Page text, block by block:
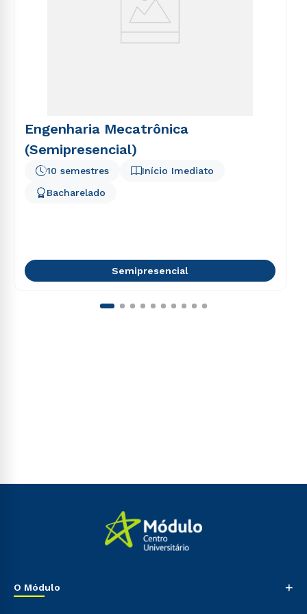
Engenharia Mecatrônica
(Semipresencial)
Início Imediato
10 semestres
Bacharelado
Semipresencial
O Módulo +